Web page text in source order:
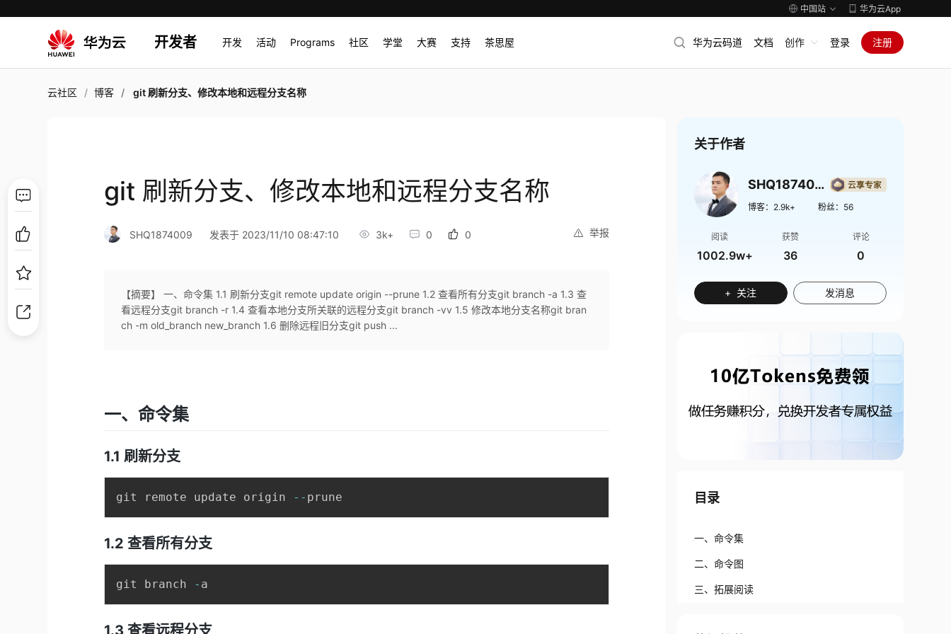
中国站 华为云App
开发者 开发 活动 Programs 社区 学堂 大赛 支持 茶思屋 华为云码道 文档 创作 登录 注册
云社区 博客 git 刷新分支、修改本地和远程分支名称
git 刷新分支、修改本地和远程分支名称
举报
SHQ1874009 发表于 2023/11/10 08:47:10 3k+ 0 0
【摘要】 一、命令集 1.1 刷新分支git remote update origin --prune 1.2 查看所有分支git branch -a 1.3 查
看远程分支git branch -r 1.4 查看本地分支所关联的远程分支git branch -vv 1.5 修改本地分支名称git bran
ch -m old_branch new_branch 1.6 删除远程旧分支git push ...
一、命令集
1.1 刷新分支
git remote update origin --
1.2 查看所有分支
git branch -
1.3 查看远程分支
关于作者
SHQ1874009
博客： 2.9k+ 粉丝： 56
阅读
1002.9w+
获赞
36
评论
0
+ 关注 发消息
目录
一、命令集
二、命令图
三、拓展阅读